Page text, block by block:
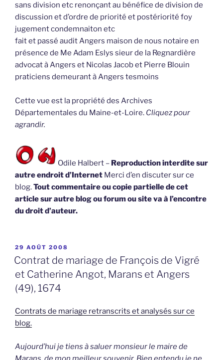
sans division etc renonçant au bénéfice de division de
discussion et d’ordre de priorité et postériorité foy
jugement condemnaiton etc
fait et passé audit Angers maison de nous notaire en
présence de Me Adam Eslys sieur de la Regnardière
advocat à Angers et Nicolas Jacob et Pierre Blouin
praticiens demeurant à Angers tesmoins
Cette vue est la propriété des Archives
Départementales du Maine-et-Loire. Cliquez pour
agrandir.
Odile Halbert – Reproduction interdite sur
autre endroit d’Internet Merci d’en discuter sur ce
blog.Tout commentaire ou copie partielle de cet
article sur autre blog ou forum ou site va à l’encontre
du droit d’auteur.
PUBLIÉ
LE
29 AOÛT 2008
Contrat de mariage de François de Vigré
et Catherine Angot, Marans et Angers
(49), 1674
Contrats de mariage retranscrits et analysés sur ce
blog.
Aujourd’hui je tiens à saluer monsieur le maire de